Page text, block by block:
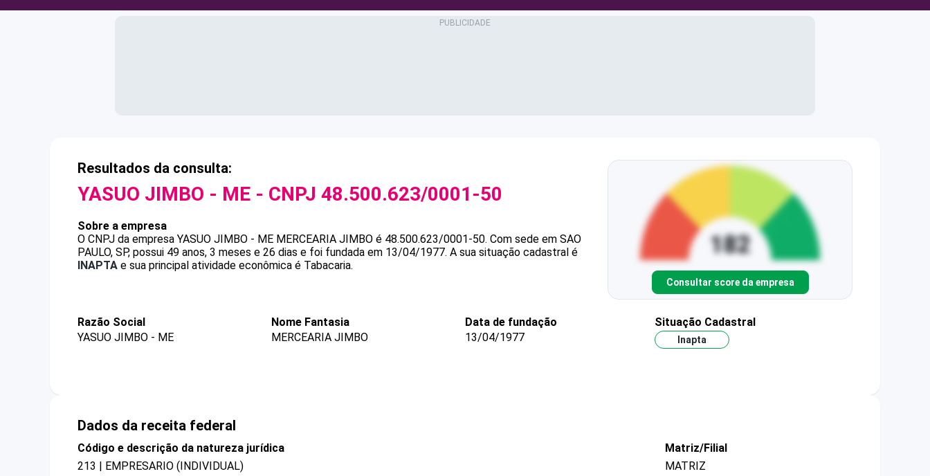
Resultados da consulta:
YASUO JIMBO - ME - CNPJ 48.500.623/0001-50
Sobre a empresa
O CNPJ da empresa YASUO JIMBO - ME MERCEARIA JIMBO é 48.500.623/0001-50. Com sede em SAO
PAULO, SP, possui 49 anos, 3 meses e 26 dias e foi fundada em 13/04/1977. A sua situação cadastral é
INAPTA e sua principal atividade econômica é Tabacaria.
Consultar score da empresa
Razão Social
YASUO JIMBO - ME
Nome Fantasia
MERCEARIA JIMBO
Data de fundação
13/04/1977
Situação Cadastral
Inapta
Dados da receita federal
Código e descrição da natureza jurídica
213 | EMPRESARIO (INDIVIDUAL)
Matriz/Filial
MATRIZ